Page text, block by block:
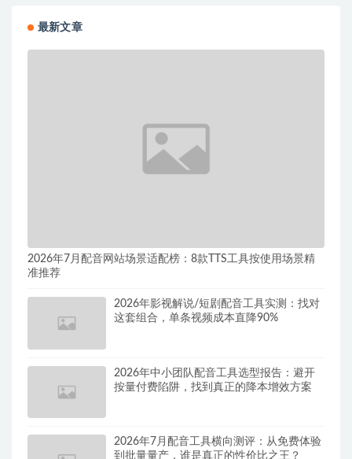
最新文章
2026年7月配音网站场景适配榜：8款TTS工具按使用场景精
准推荐
2026年影视解说/短剧配音工具实测：找对
这套组合，单条视频成本直降90%
2026年中小团队配音工具选型报告：避开
按量付费陷阱，找到真正的降本增效方案
2026年7月配音工具横向测评：从免费体验
到批量量产，谁是真正的性价比之王？